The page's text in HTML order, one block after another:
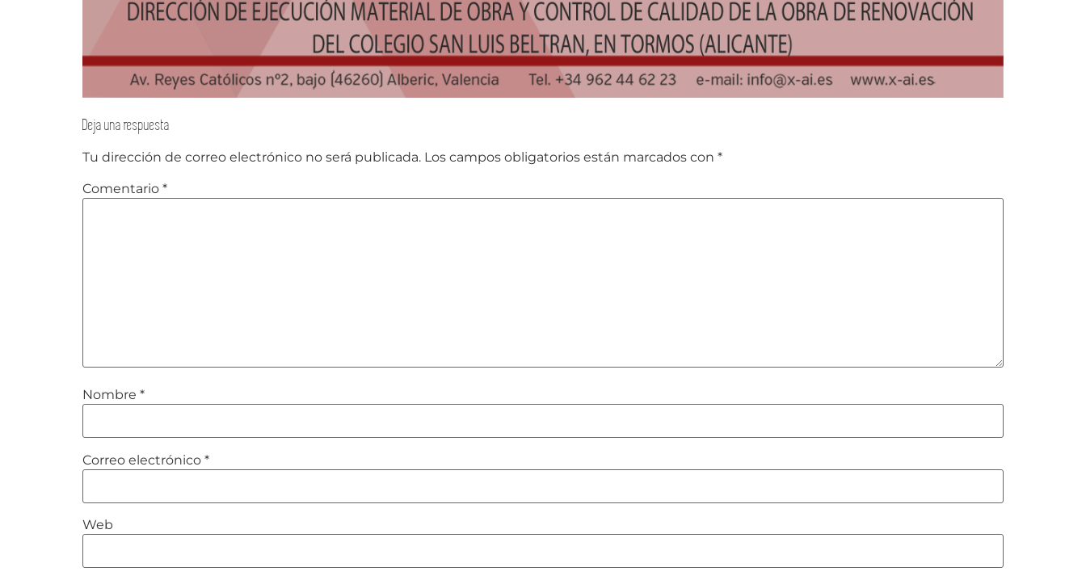
Deja una respuesta
Tu dirección de correo electrónico no será publicada. Los campos obligatorios están marcados con *
Comentario *
Nombre *
Correo electrónico *
Web